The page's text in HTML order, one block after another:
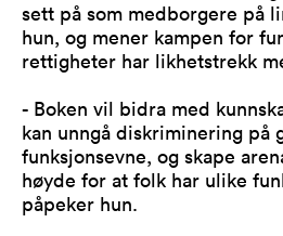
sett på som medborgere på
hun, og mener kampen for
rettigheter har likhetstrekk
- Boken vil bidra med
kan unngå diskriminering på
funksjonsevne, og skape
høyde for at folk har ulike
påpeker hun.